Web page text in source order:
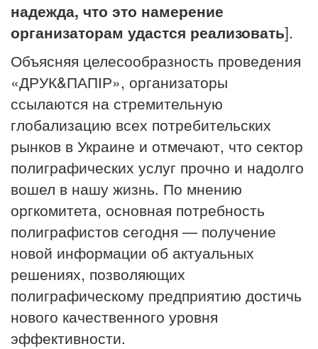
надежда, что это намерение
организаторам удастся реализовать].
Объясняя целесообразность проведения
«ДРУК&ПАПІР», организаторы
ссылаются на стремительную
глобализацию всех потребительских
рынков в Украине и отмечают, что сектор
полиграфических услуг прочно и надолго
вошел в нашу жизнь. По мнению
оргкомитета, основная потребность
полиграфистов сегодня — получение
новой информации об актуальных
решениях, позволяющих
полиграфическому предприятию достичь
нового качественного уровня
эффективности.